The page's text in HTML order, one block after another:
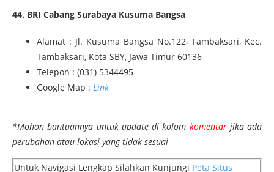
44. BRI Cabang Surabaya Kusuma Bangsa
Alamat : Jl. Kusuma Bangsa No.122, Tambaksari, Kec.
Tambaksari, Kota SBY, Jawa Timur 60136
Telepon : (031) 5344495
Google Map : Link
*Mohon bantuannya untuk update di kolom komentarjika ada
perubahan atau lokasi yang tidak sesuai
Untuk Navigasi Lengkap Silahkan Kunjungi Peta Situs